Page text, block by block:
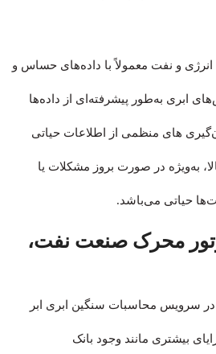
و نفت معمولاً با داده‌های حساس و
ابری به‌طور پیشرفته‌ای از داده‌ها
های منظمی از اطلاعات حیاتی
به‌ویژه در صورت بروز مشکلات یا
حیاتی می‌باشد.
محرک صنعت نفت،
در سرویس محاسبات سنگین ابری ابر
بیشتری مانند وجود بانک